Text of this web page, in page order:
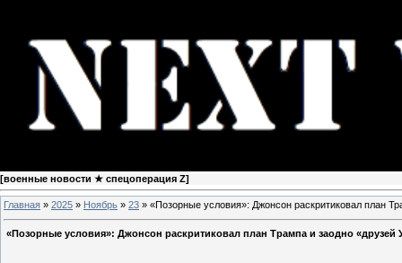
[военные новости ★ спецоперация Z]
Главная » 2025 » Ноябрь » 23 » «Позорные условия»: Джонсон раскритиковал план
«Позорные условия»: Джонсон раскритиковал план Трампа и заодно «друзей